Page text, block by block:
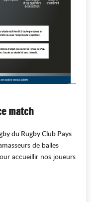
match
du Rugby Club Pays
de balles
accueillir nos joueurs